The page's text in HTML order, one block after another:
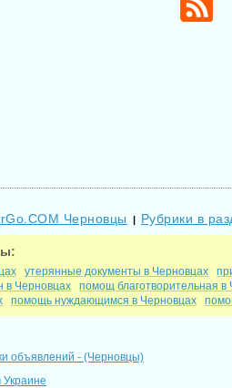
Черновцы | Рубрики в
утерянные документы в Черновцах
в Черновцах
помощ благотворительная в
помощь нуждающимся в Черновцах
объявлений - (Черновцы)